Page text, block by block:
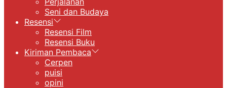
Seni dan Budaya
Resensi
Resensi Film
Resensi Buku
Kiriman Pembaca
Cerpen
puisi
opini